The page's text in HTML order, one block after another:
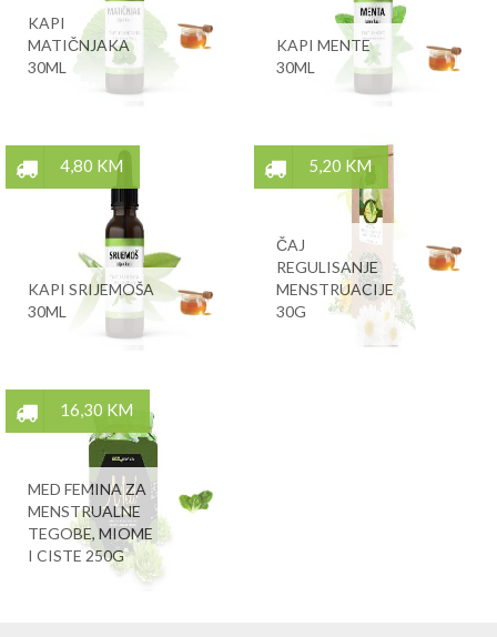
KAPI
MATIČNJAKA
30ML
KAPI MENTE
30ML
4,80 KM
KAPI SRIJEMOŠA
30ML
5,20 KM
ČAJ
REGULISANJE
MENSTRUACIJE
30G
16,30 KM
MED FEMINA ZA
MENSTRUALNE
TEGOBE, MIOME
I CISTE 250G